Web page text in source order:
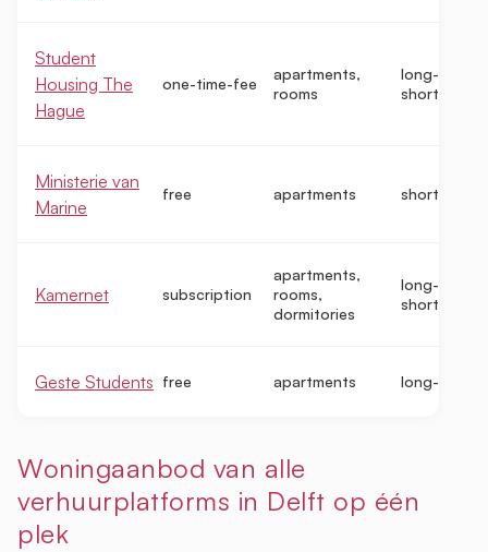
Student
Housing The
Hague
one-time-fee
apartments,
rooms
long-term,
short-term
Ministerie van
Marine
free apartments short-term
Kamernet subscription
apartments,
rooms,
dormitories
long-term,
short-term
Geste Students free apartments long-term
Woningaanbod van alle
verhuurplatforms in Delft op één
plek